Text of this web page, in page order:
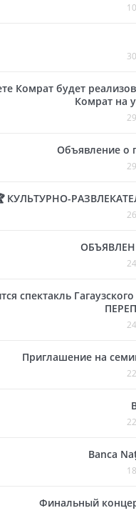
Комрат будет
Комрат на
Объявление о
КУЛЬТУРНО-
спектакль
Приглашение на
Banca
Финальный